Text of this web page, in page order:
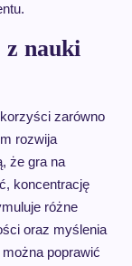
z nauki
zarówno
rozwija
że gra na
koncentrację
różne
oraz myślenia
poprawić